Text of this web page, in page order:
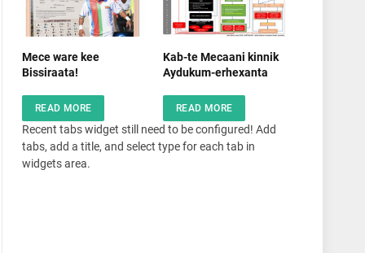
Mece ware kee
Bissiraata!
READ MORE
Kab-te Mecaani kinnik
Aydukum-erhexanta
READ MORE
Recent tabs widget still need to be configured! Add
tabs, add a title, and select type for each tab in
widgets area.